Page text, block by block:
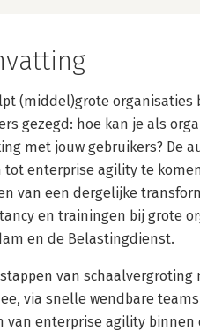
(middel)grote
gezegd: hoe kan je als
met jouw gebruikers? De
tot enterprise agility te
van een dergelijke
en trainingen bij grote
en de Belastingdienst.
van
via snelle wendbare
van enterprise agility